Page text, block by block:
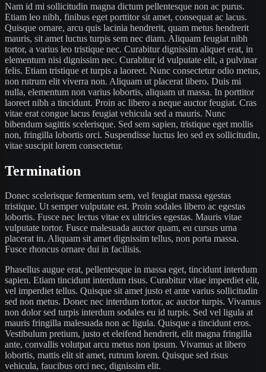
Nam id mi sollicitudin magna dictum pellentesque non ac purus.
Etiam leo nibh, finibus eget porttitor sit amet, consequat ac lacus.
Quisque ornare, arcu quis lacinia hendrerit, quam metus hendrerit
mauris, sit amet luctus turpis sem nec diam. Aliquam feugiat nibh
tortor, a varius leo tristique nec. Curabitur dignissim aliquet erat, in
elementum nisi dignissim nec. Curabitur id vulputate elit, a pulvinar
felis. Etiam tristique et turpis a laoreet. Nunc consectetur odio metus,
non rutrum elit viverra non. Aliquam ut placerat libero. Duis mi
nulla, elementum non varius lobortis, aliquam ut massa. In porttitor
laoreet nibh a tincidunt. Proin ac libero a neque auctor feugiat. Cras
vitae erat congue lacus feugiat vehicula sed a mauris. Nunc
bibendum sagittis scelerisque. Sed sem sapien, tristique eget mollis
non, fringilla lobortis orci. Suspendisse luctus leo sed ex sollicitudin,
vitae suscipit lorem consectetur.
Termination
Donec scelerisque fermentum sem, vel feugiat massa egestas
tristique. Ut semper vulputate est. Proin sodales libero ac egestas
lobortis. Fusce nec lectus vitae ex ultricies egestas. Mauris vitae
vulputate tortor. Fusce malesuada auctor quam, eu cursus urna
placerat in. Aliquam sit amet dignissim tellus, non porta massa.
Fusce rhoncus ornare dui in facilisis.
Phasellus augue erat, pellentesque in massa eget, tincidunt interdum
sapien. Etiam tincidunt interdum risus. Curabitur vitae imperdiet elit,
vel imperdiet tellus. Quisque sit amet justo et ante varius sollicitudin
sed non metus. Donec nec interdum tortor, ac auctor turpis. Vivamus
non dolor sed turpis interdum sodales eu id turpis. Sed vel ligula at
mauris fringilla malesuada non ac ligula. Quisque a tincidunt eros.
Vestibulum pretium, justo et eleifend hendrerit, elit magna fringilla
ante, convallis volutpat arcu metus non ipsum. Vivamus at libero
lobortis, mattis elit sit amet, rutrum lorem. Quisque sed risus
vehicula, faucibus orci nec, dignissim elit.